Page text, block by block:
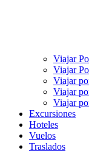
Viajar
Viajar
Viajar
Viajar
Viajar
Excursiones
Hoteles
Vuelos
Traslados